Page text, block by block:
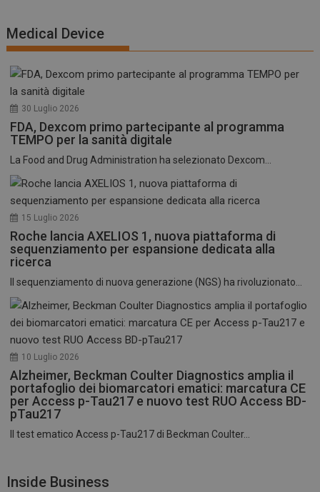
Medical Device
30 Luglio 2026
FDA, Dexcom primo partecipante al programma
TEMPO per la sanità digitale
La Food and Drug Administration ha selezionato Dexcom...
15 Luglio 2026
Roche lancia AXELIOS 1, nuova piattaforma di
sequenziamento per espansione dedicata alla
ricerca
Il sequenziamento di nuova generazione (NGS) ha rivoluzionato...
10 Luglio 2026
Alzheimer, Beckman Coulter Diagnostics amplia il
portafoglio dei biomarcatori ematici: marcatura CE
per Access p-Tau217 e nuovo test RUO Access BD-
pTau217
Il test ematico Access p-Tau217 di Beckman Coulter...
Inside Business